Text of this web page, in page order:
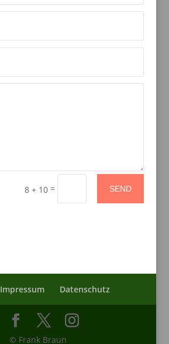
8 + 10 = SEND
Impressum Datenschutz
© Frank Braun